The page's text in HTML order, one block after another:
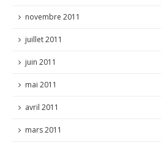
novembre 2011
juillet 2011
juin 2011
mai 2011
avril 2011
mars 2011